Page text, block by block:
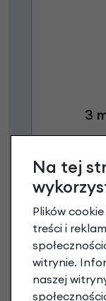
3
Niniejsza
66 Kodeksu
i przyznaniu
Na tej
Plików
treści i
witrynie.
naszej